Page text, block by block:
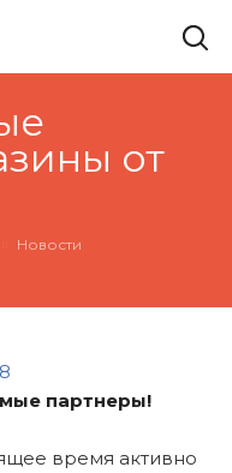
от
Новости
партнеры!
время активно